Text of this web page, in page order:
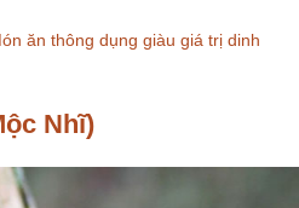
ăn thông dụng giàu giá trị dinh
Nhĩ)